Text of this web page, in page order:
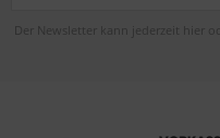
Der Newsletter kann jederzeit hier